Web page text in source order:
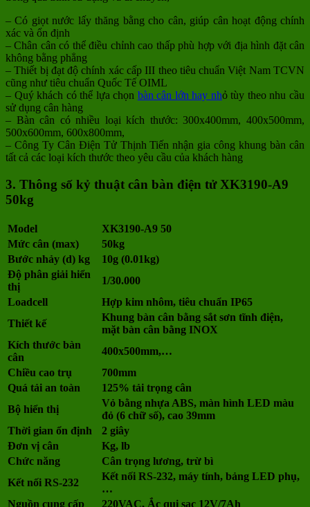
– Có giọt nước lấy thăng bằng cho cân, giúp cân hoạt động chính
xác và ổn định
– Chân cân có thể điều chỉnh cao thấp phù hợp với địa hình đặt cân
không bằng phẳng
– Thiết bị đạt độ chính xác cấp III theo tiêu chuẩn Việt Nam TCVN
cũng như tiêu chuẩn Quốc Tế OIML
– Quý khách có thể lựa chọn bàn cân lớn hay nhỏ tùy theo nhu cầu
sử dụng cân hàng
– Bàn cân có nhiều loại kích thước: 300x400mm, 400x500mm,
500x600mm, 600x800mm,
– Công Ty Cân Điện Tử Thịnh Tiến nhận gia công khung bàn cân
tất cả các loại kích thước theo yêu cầu của khách hàng
3. Thông số kỷ thuật cân bàn điện tử XK3190-A9
50kg
Model
XK3190-A9 50
Mức cân (max)
50kg
Bước nhảy (d) kg
10g (0.01kg)
Độ phân giải hiển
thị
1/30.000
Loadcell
Hợp kim nhôm, tiêu chuẩn IP65
Thiết kế
Khung bàn cân bằng sắt sơn tĩnh điện,
mặt bàn cân bằng INOX
Kích thước bàn
cân
400x500mm,…
Chiều cao trụ
700mm
Quá tải an toàn
125% tải trọng cân
Bộ hiển thị
Vỏ bằng nhựa ABS, màn hình LED màu
đỏ (6 chữ số), cao 39mm
Thời gian ổn định
2 giây
Đơn vị cân
Kg, lb
Chức năng
Cân trọng lương, trừ bì
Kết nối RS-232
Kết nối RS-232, máy tính, bảng LED phụ,
…
Nguồn cung cấp
220VAC, Ắc qui sạc 12V/7Ah